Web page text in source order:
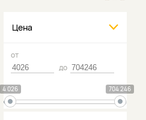
Цена
от
до
4 026 704 246